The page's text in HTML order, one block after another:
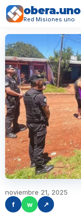
obera.uno
Red Misiones.uno
noviembre 21, 2025
f
w ↗